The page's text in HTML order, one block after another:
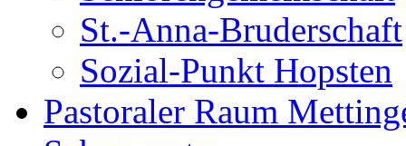
St.-Anna-Bruderschaft
Sozial-Punkt Hopsten
Pastoraler Raum